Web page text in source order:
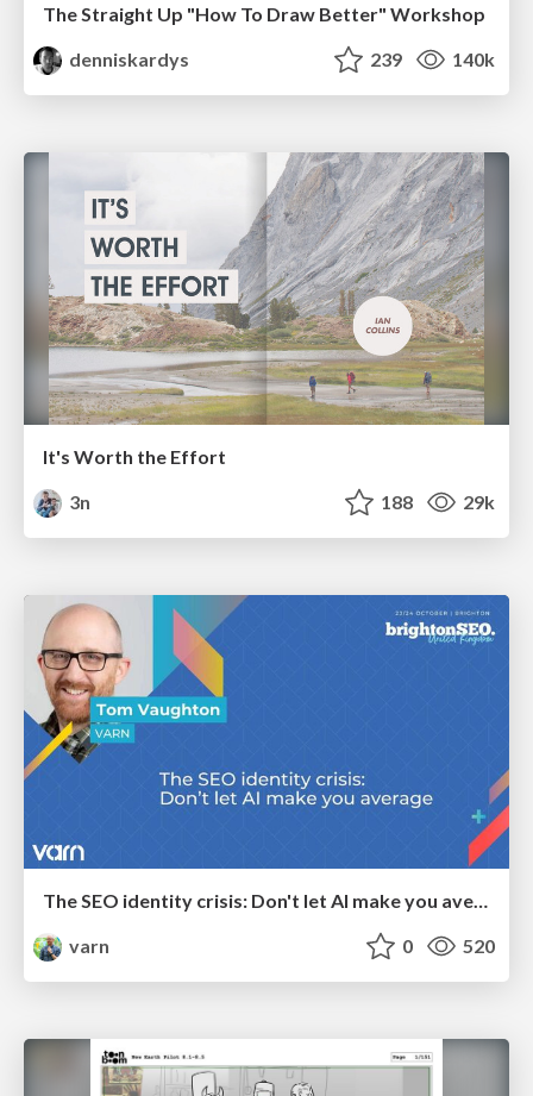
The Straight Up "How To Draw Better" Workshop
denniskardys
239 140k
It's Worth the Effort
3n
188 29k
varn
0 520